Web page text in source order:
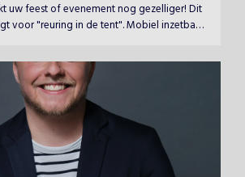
uw feest of evenement nog gezelliger! Dit
voor "reuring in de tent". Mobiel inzetbaar